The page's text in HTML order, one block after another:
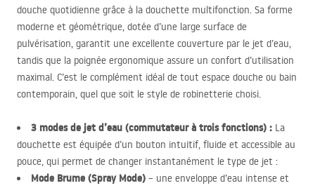
douche quotidienne grâce à la douchette multifonction. Sa forme
moderne et géométrique, dotée d’une large surface de
pulvérisation, garantit une excellente couverture par le jet d’eau,
tandis que la poignée ergonomique assure un confort d’utilisation
maximal. C’est le complément idéal de tout espace douche ou bain
contemporain, quel que soit le style de robinetterie choisi.
3 modes de jet d’eau (commutateur à trois fonctions) : La
douchette est équipée d’un bouton intuitif, fluide et accessible au
pouce, qui permet de changer instantanément le type de jet :
Mode Brume (Spray Mode) – une enveloppe d’eau intense et